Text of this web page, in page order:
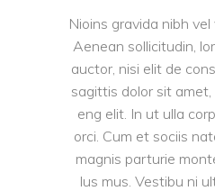
Nioins gravida nibh
Aenean sollicitudin,
auctor, nisi elit de
sagittis dolor sit
eng elit. In ut ulla
orci. Cum et sociis
magnis parturie
lus mus. Vestibu ni